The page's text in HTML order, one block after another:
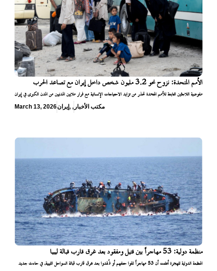
الأمم المتحدة: نزوح نحو 3.2 مليون شخص داخل إيران مع تصاعد الحرب
مفوضية اللاجئين التابعة للأمم المتحدة تحذر من تزايد الاحتياجات الإنسانية مع فرار ملايين المدنيين من المدن الكبرى في إيران
March 13, 2026إيران, , مكتب الأخبار
منظمة دولية: 53 مهاجراً بين قتيل ومفقود بعد غرق قارب قبالة ليبيا
المنظمة الدولية للهجرة أعلنت أن 53 مهاجراً لقوا حتفهم أو فُقدوا بعد غرق قارب قبالة السواحل الليبية، في حادث جديد